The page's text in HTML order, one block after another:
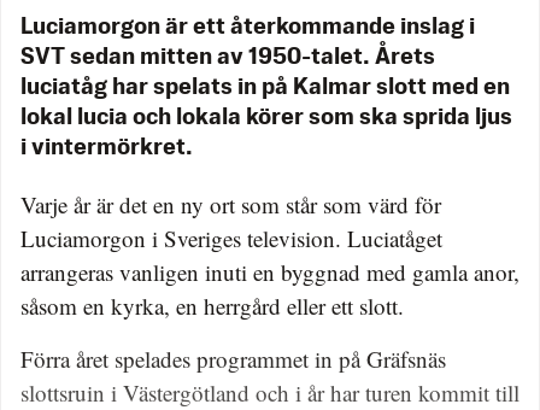
Luciamorgon är ett återkommande inslag i
SVT sedan mitten av 1950-talet. Årets
luciatåg har spelats in på Kalmar slott med en
lokal lucia och lokala körer som ska sprida ljus
i vintermörkret.
Varje år är det en ny ort som står som värd för
Luciamorgon i Sveriges television. Luciatåget
arrangeras vanligen inuti en byggnad med gamla anor,
såsom en kyrka, en herrgård eller ett slott.
Förra året spelades programmet in på Gräfsnäs
slottsruin i Västergötland och i år har turen kommit till